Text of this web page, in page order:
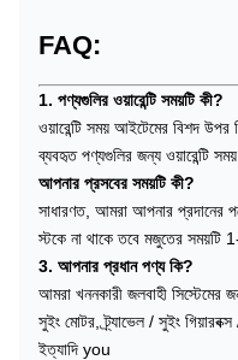
FAQ:
1. পণ্যগুলির ওয়ারেন্টি সময়টি কী?
ওয়ারেন্টি সময় আইটেমের বিশদ
ব্যবহৃত পণ্যগুলির জন্য ওয়ারেন্টি
আপনার প্রসবের সময়টি কী?
সাধারণত, আমরা আপনার প্রদানের
স্টকে না থাকে তবে মজুতের সময়টি
3. আপনার প্রধান পণ্য কি?
আমরা খননকারী জলবাহী সিস্টেমের
সুইং মোটর, ট্র্যাভেল / সুইং গিয়ারবক্স
ইত্যাদি you